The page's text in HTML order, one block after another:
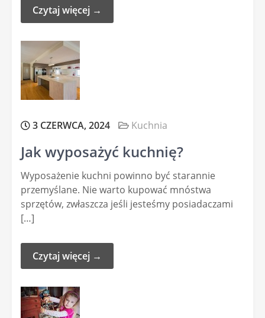
Czytaj więcej →
3 CZERWCA, 2024 Kuchnia
Jak wyposażyć kuchnię?
Wyposażenie kuchni powinno być starannie
przemyślane. Nie warto kupować mnóstwa
sprzętów, zwłaszcza jeśli jesteśmy posiadaczami
[…]
Czytaj więcej →